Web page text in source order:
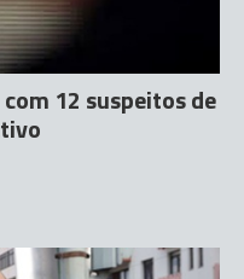
12 suspeitos de